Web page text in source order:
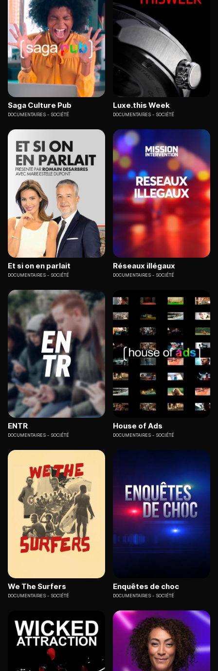
Saga Culture Pub
DOCUMENTAIRES SOCIÉTÉ
Luxe.this Week
DOCUMENTAIRES SOCIÉTÉ
Et si on en parlait
DOCUMENTAIRES SOCIÉTÉ
Réseaux illégaux
DOCUMENTAIRES SOCIÉTÉ
ENTR
DOCUMENTAIRES SOCIÉTÉ
House of Ads
DOCUMENTAIRES SOCIÉTÉ
We The Surfers
DOCUMENTAIRES SOCIÉTÉ
Enquêtes de choc
DOCUMENTAIRES SOCIÉTÉ